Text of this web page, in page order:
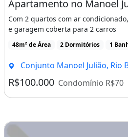
Apartamento no Manoel
Com 2 quartos com ar
e garagem coberta para 2 carros
48m² de Área 2 Dormitórios 1
Conjunto Manoel Julião, Rio
R$100.000 Condomínio R$70